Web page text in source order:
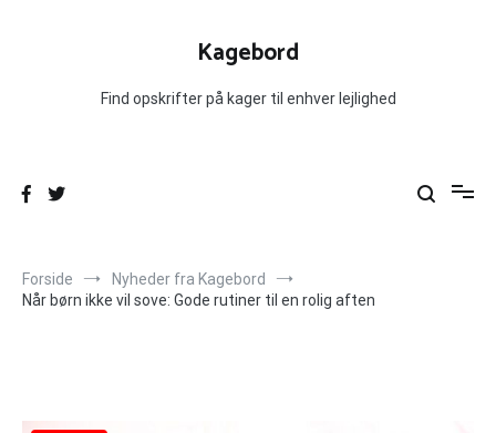
Kagebord
Find opskrifter på kager til enhver lejlighed
Forside
Nyheder fra Kagebord
Når børn ikke vil sove: Gode rutiner til en rolig aften